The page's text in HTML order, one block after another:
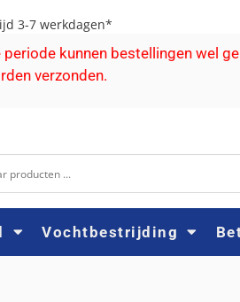
3-7 werkdagen*
kunnen bestellingen wel
verzonden.
Vochtbestrijding